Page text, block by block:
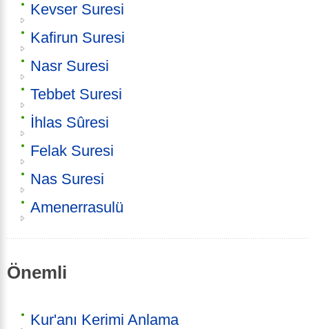
Kevser Suresi
Kafirun Suresi
Nasr Suresi
Tebbet Suresi
İhlas Sûresi
Felak Suresi
Nas Suresi
Amenerrasulü
Önemli
Kur'anı Kerimi Anlama